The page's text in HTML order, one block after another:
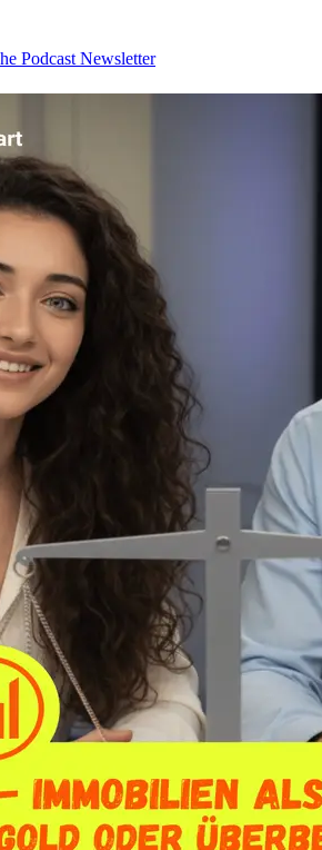
Podcast Newsletter